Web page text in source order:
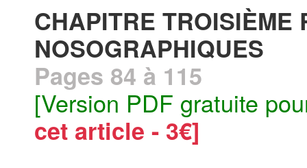
CHAPITRE TROISIÈME
NOSOGRAPHIQUES
Pages 84 à 115
[Version PDF gratuite
cet article - 3€]